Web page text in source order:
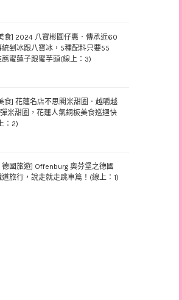
食] 2024 八寶彬圓仔惠．傳承近60
統剉冰跟八寶冰，5種配料只要55
薦蜜蓮子跟蜜芋頭(線上：3)
食] 花蓮名店不思閣米甜圈．越嚼越
米甜圈，花蓮人氣銅板美食巡迴快
：2)
國旅遊] Offenburg 奧芬堡之德國
道旅行，說走就走跳車篇！(線上：1)